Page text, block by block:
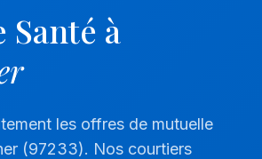
à
les offres de mutuelle
(97233). Nos courtiers